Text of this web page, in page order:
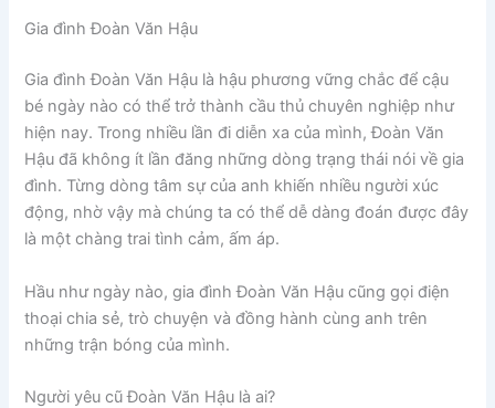
Gia đình Đoàn Văn Hậu
Gia đình Đoàn Văn Hậu là hậu phương vững chắc để cậu
bé ngày nào có thể trở thành cầu thủ chuyên nghiệp như
hiện nay. Trong nhiều lần đi diễn xa của mình, Đoàn Văn
Hậu đã không ít lần đăng những dòng trạng thái nói về gia
đình. Từng dòng tâm sự của anh khiến nhiều người xúc
động, nhờ vậy mà chúng ta có thể dễ dàng đoán được đây
là một chàng trai tình cảm, ấm áp.
Hầu như ngày nào, gia đình Đoàn Văn Hậu cũng gọi điện
thoại chia sẻ, trò chuyện và đồng hành cùng anh trên
những trận bóng của mình.
Người yêu cũ Đoàn Văn Hậu là ai?